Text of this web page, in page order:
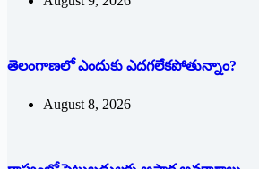
తెలంగాణలో ఎందుకు ఎదగలేకపోతున్నాం?
August 8, 2026